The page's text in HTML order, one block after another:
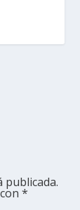
publicada.
*